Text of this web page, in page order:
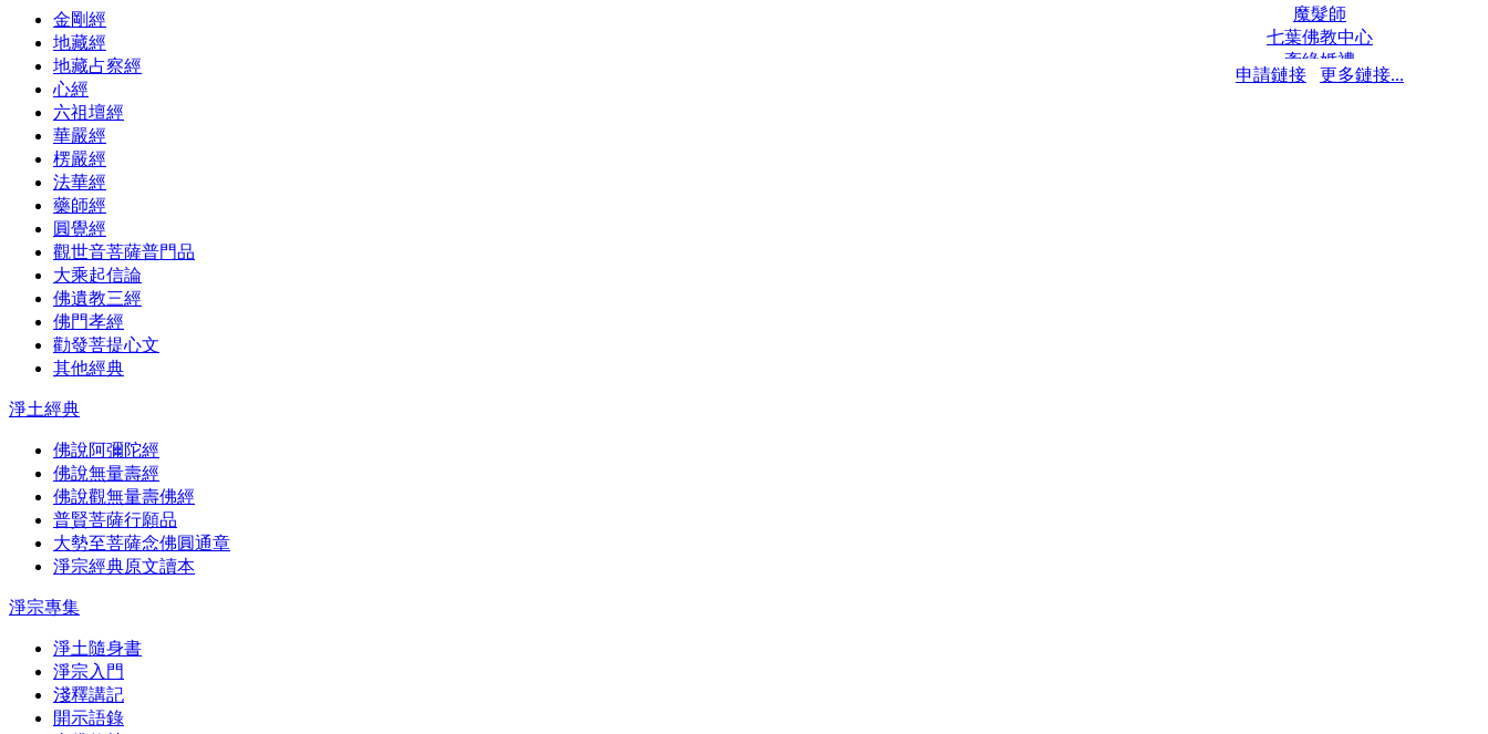
金剛經
地藏經
地藏占察經
心經
六祖壇經
華嚴經
楞嚴經
法華經
藥師經
圓覺經
觀世音菩薩普門品
大乘起信論
佛遺教三經
佛門孝經
勸發菩提心文
其他經典
淨土經典
佛說阿彌陀經
佛說無量壽經
佛說觀無量壽佛經
普賢菩薩行願品
大勢至菩薩念佛圓通章
淨宗經典原文讀本
淨宗專集
淨土隨身書
淨宗入門
淺釋講記
開示語錄
魔髮師
七葉佛教中心
牽緣婚禮
保髮堂
申請鏈接 更多鏈接...